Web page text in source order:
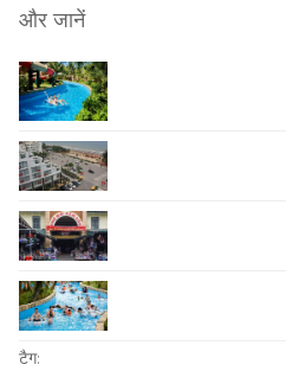
और जानें
टैग: